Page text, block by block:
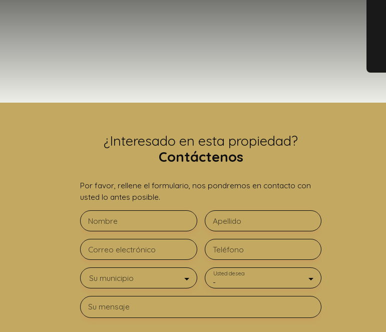
¿Interesado en esta propiedad?
Contáctenos
Por favor, rellene el formulario, nos pondremos en contacto con
usted lo antes posible.
Nombre Apellido
Correo electrónico Teléfono
Su municipio -
Usted desea
Su mensaje